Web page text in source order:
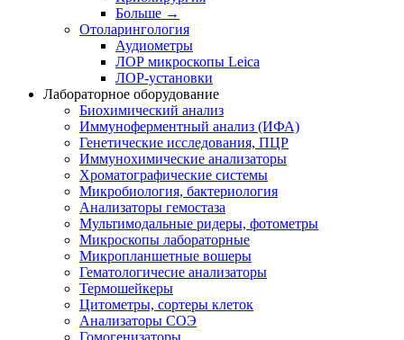
Больше →
Отоларингология
Аудиометры
ЛОР микроскопы Leica
ЛОР-установки
Лабораторное оборудование
Биохимический анализ
Иммуноферментный анализ (ИФА)
Генетические исследования, ПЦР
Иммунохимические анализаторы
Хроматографические системы
Микробиология, бактериология
Анализаторы гемостаза
Мультимодальные ридеры, фотометры
Микроскопы лабораторные
Микропланшетные вошеры
Гематологичесие анализаторы
Термошейкеры
Цитометры, сортеры клеток
Анализаторы СОЭ
Гомогенизаторы